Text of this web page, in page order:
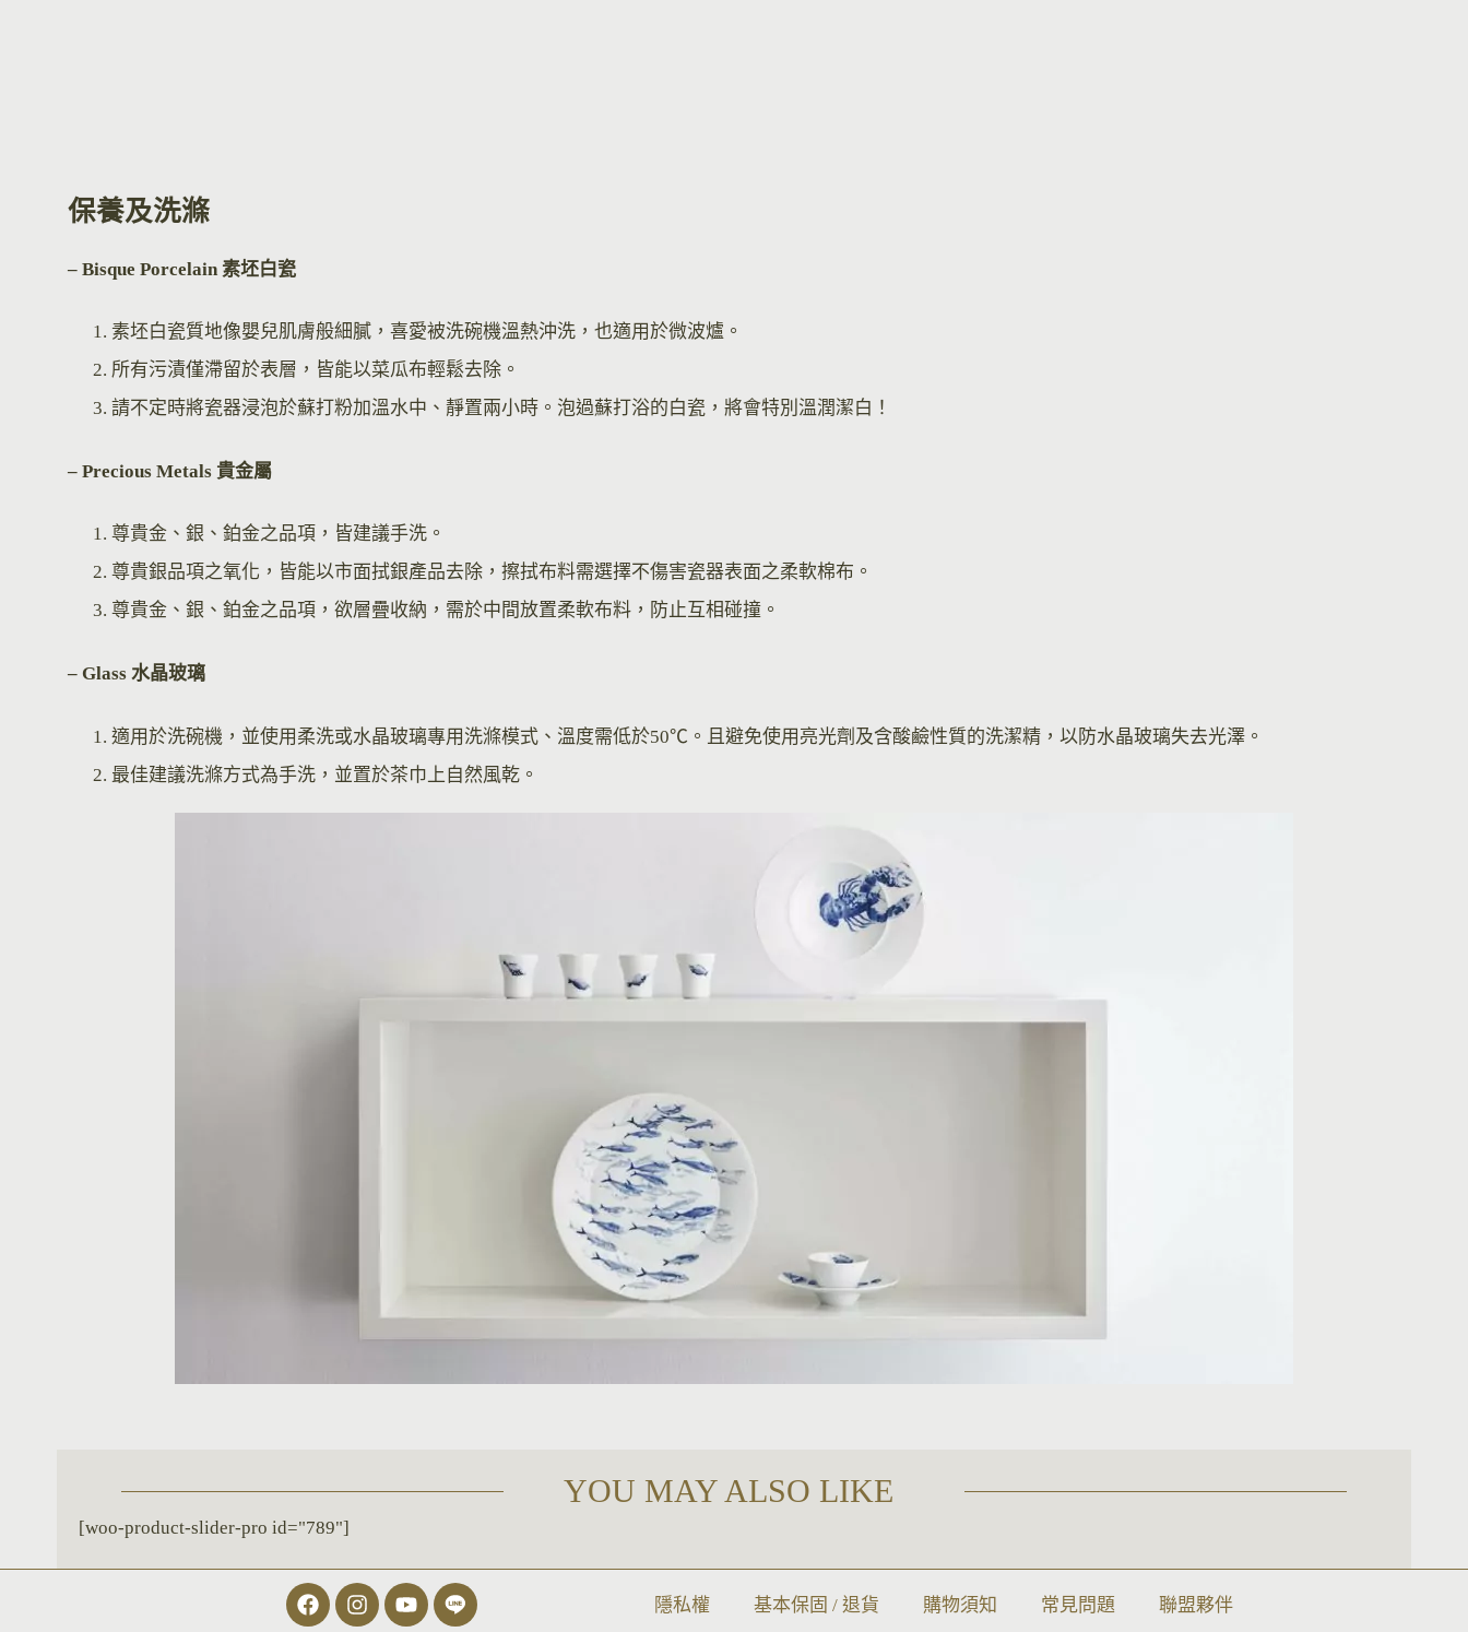
保養及洗滌
– Bisque Porcelain 素坯白瓷
素坯白瓷質地像嬰兒肌膚般細膩，喜愛被洗碗機溫熱沖洗，也適用於微波爐。
所有污漬僅滯留於表層，皆能以菜瓜布輕鬆去除。
請不定時將瓷器浸泡於蘇打粉加溫水中、靜置兩小時。泡過蘇打浴的白瓷，將會特別溫潤潔白！
– Precious Metals 貴金屬
尊貴金、銀、鉑金之品項，皆建議手洗。
尊貴銀品項之氧化，皆能以市面拭銀產品去除，擦拭布料需選擇不傷害瓷器表面之柔軟棉布。
尊貴金、銀、鉑金之品項，欲層疊收納，需於中間放置柔軟布料，防止互相碰撞。
– Glass 水晶玻璃
適用於洗碗機，並使用柔洗或水晶玻璃專用洗滌模式、溫度需低於50℃。且避免使用亮光劑及含酸鹼性質的洗潔精，以防水晶玻璃失去光澤。
最佳建議洗滌方式為手洗，並置於茶巾上自然風乾。
YOU MAY ALSO LIKE
[woo-product-slider-pro id="789"]
隱私權 基本保固 / 退貨 購物須知 常見問題 聯盟夥伴